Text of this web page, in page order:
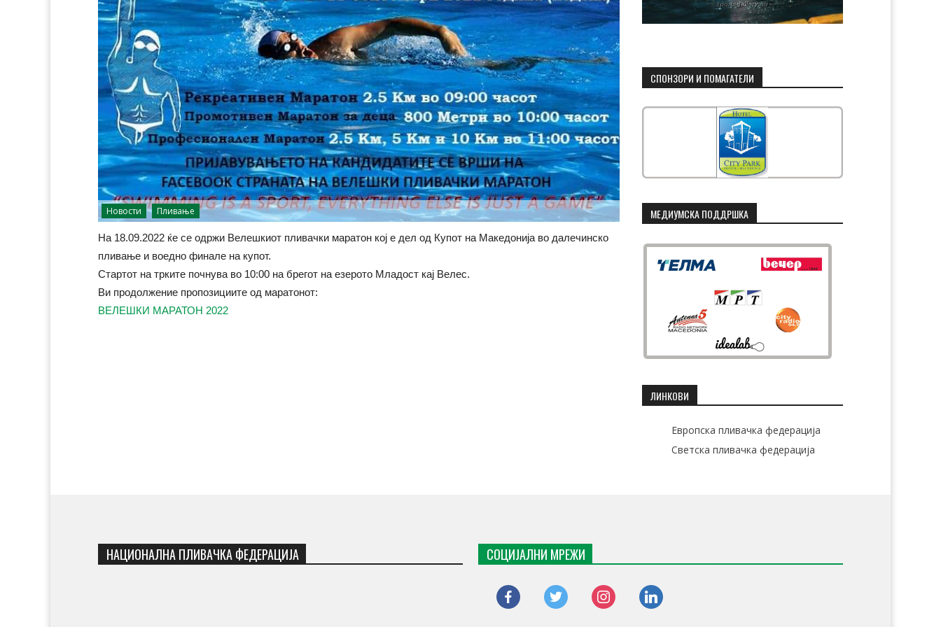
Новости Пливање
На 18.09.2022 ќе се одржи Велешкиот пливачки маратон кој е дел од Купот на Македонија во далечинско
пливање и воедно финале на купот.
Стартот на трките почнува во 10:00 на брегот на езерото Младост кај Велес.
Ви продолжение пропозициите од маратонот:
ВЕЛЕШКИ МАРАТОН 2022
СПОНЗОРИ И ПОМАГАТЕЛИ
МЕДИУМСКА ПОДДРШКА
ЛИНКОВИ
Европска пливачка федерација
Светска пливачка федерација
НАЦИОНАЛНА ПЛИВАЧКА ФЕДЕРАЦИЈА СОЦИЈАЛНИ МРЕЖИ
facebook twitter instagram linkedin